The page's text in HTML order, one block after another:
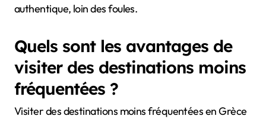
authentique, loin des foules.
Quels sont les avantages de
visiter des destinations moins
fréquentées ?
Visiter des destinations moins fréquentées en Grèce